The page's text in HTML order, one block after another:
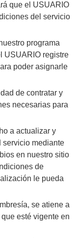
que el USUARIO
del servicio
programa
USUARIO registre
poder asignarle
de contratar y
necesarias para
a actualizar y
servicio mediante
en nuestro sitio
de
le pueda
se atiene a
esté vigente en